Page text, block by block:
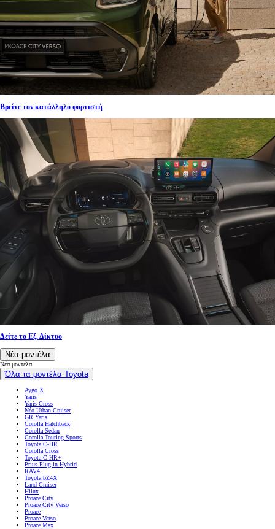
Βρείτε τον κατάλληλο φορτιστή
Δείτε το Εξ. Δίκτυο
Νέα μοντέλα
Νέα μοντέλα
Όλα τα μοντέλα Toyota
Aygo X
Yaris
Yaris Cross
Νέο Urban Cruiser
GR Yaris
Corolla Hatchback
Corolla Sedan
Corolla Touring Sports
Toyota C-HR
Corolla Cross
Toyota C-HR+
Prius Plug-in Hybrid
RAV4
Toyota bZ4X
Land Cruiser
Hilux
Proace City
Proace City Verso
Proace
Proace Verso
Proace Max